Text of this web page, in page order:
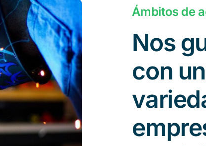
Ámbitos de
Nos
con